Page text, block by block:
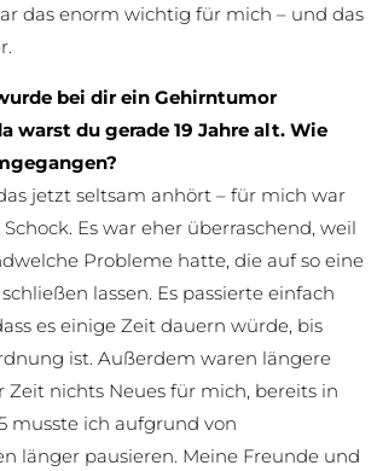
das enorm wichtig für mich – und das
bei dir ein Gehirntumor
warst du gerade 19 Jahre alt. Wie
jetzt seltsam anhört – für mich war
Es war eher überraschend, weil
Probleme hatte, die auf so eine
lassen. Es passierte einfach
es einige Zeit dauern würde, bis
ist. Außerdem waren längere
Zeit nichts Neues für mich, bereits in
musste ich aufgrund von
länger pausieren. Meine Freunde und